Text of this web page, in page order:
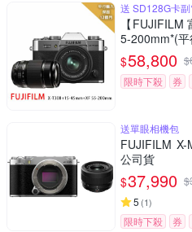
送 SD128G卡
【FUJIFILM
5-200mm*(
$58,800 $
限時下殺
券
送單眼相機包
FUJIFILM
公司貨
$37,990 $
5 (1)
限時下殺 券